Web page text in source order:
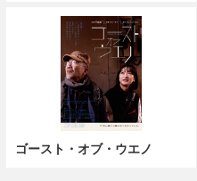
ゴースト・オブ・ウエノ